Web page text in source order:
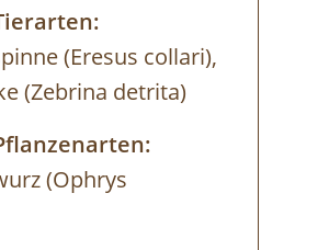
(Eresus collari),
(Zebrina detrita)
(Ophrys